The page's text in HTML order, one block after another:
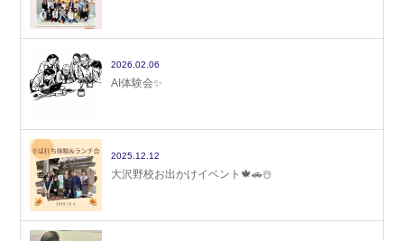
2026.02.06
AI体験会✨
2025.12.12
大沢野校お出かけイベント🍁🚗☃️